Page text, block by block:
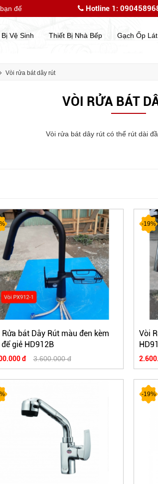
đến với website của chúng tôiHotline 1:
Vệ Sinh Thiết Bị Nhà Bếp Gạch Ốp Lát
Vòi rửa bát dây rút
VÒI RỬA BÁT
Vòi rửa bát dây rút có thể rút dài
Rửa bát Dây Rút màu đen kèm
giẻ HD912B
đ 3.600.000 đ
-19%
Vòi
-19%